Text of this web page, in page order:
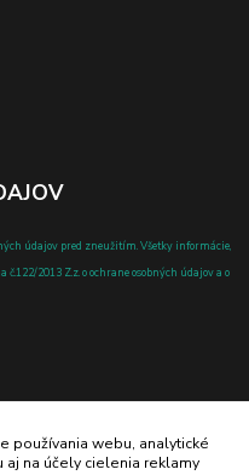
údajov pred zneužitím. Všetky informácie,
č.122/2013 Z.z. o ochrane osobných údajov a o
používania webu, analytické
na účely cielenia reklamy